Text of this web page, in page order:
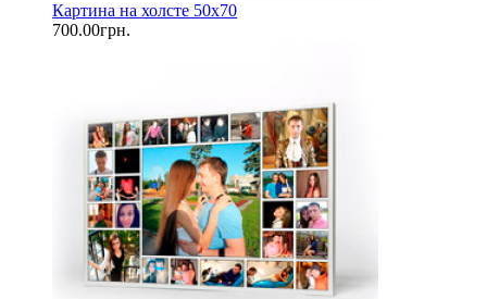
Картина на холсте 50х70
700.00грн.